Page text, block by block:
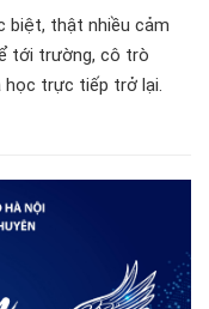
biệt, thật nhiều cảm
tới trường, cô trò
học trực tiếp trở lại.